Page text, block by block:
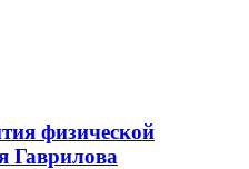
физической
Гаврилова